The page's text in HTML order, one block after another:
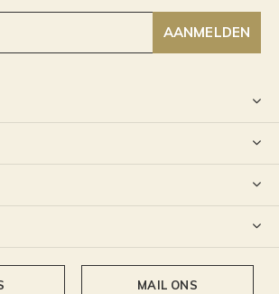
AANMELDEN
MAIL ONS